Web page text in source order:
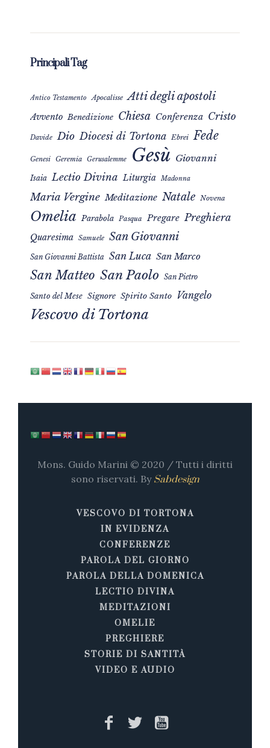
Principali Tag
Antico Testamento Apocalisse Atti degli apostoli
Avvento Benedizione Chiesa Conferenza Cristo
Davide Dio Diocesi di Tortona Ebrei Fede
Genesi Geremia Gerusalemme Gesù Giovanni
Isaia Lectio Divina Liturgia Madonna
Maria Vergine Meditazione Natale Novena
Omelia Parabola Pasqua Pregare Preghiera
Quaresima Samuele San Giovanni
San Giovanni Battista San Luca San Marco
San Matteo San Paolo San Pietro
Santo del Mese Signore Spirito Santo Vangelo
Vescovo di Tortona
Mons. Guido Marini © 2020 / Tutti i diritti
sono riservati. By Sabdesign
VESCOVO DI TORTONA
IN EVIDENZA
CONFERENZE
PAROLA DEL GIORNO
PAROLA DELLA DOMENICA
LECTIO DIVINA
MEDITAZIONI
OMELIE
PREGHIERE
STORIE DI SANTITÀ
VIDEO E AUDIO